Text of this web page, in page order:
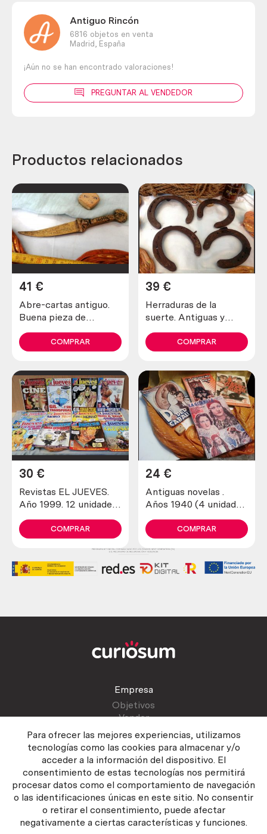
Para ofrecer las mejores experiencias, utilizamos
tecnologías como las cookies para almacenar y/o
acceder a la información del dispositivo. El
consentimiento de estas tecnologías nos permitirá
procesar datos como el comportamiento de navegación
o las identificaciones únicas en este sitio. No consentir
o retirar el consentimiento, puede afectar
negativamente a ciertas características y funciones.
Antiguo Rincón
6816 objetos en venta
Madrid,
España
¡Aún no se han encontrado valoraciones!
PREGUNTAR AL VENDEDOR
Productos relacionados
Abre-cartas antiguo.
Buena pieza de
41 €
COMPRAR
Herraduras de la
suerte. Antiguas y
unidades)
39 €
COMPRAR
Revistas EL JUEVES.
Año 1999. 12 unidades
30 €
COMPRAR
Antiguas novelas .
Años 1940 (4 unidades
24 €
COMPRAR
Empresa
Objetivos
Vender
Atención al cliente
Contactar
Manual del vendedor